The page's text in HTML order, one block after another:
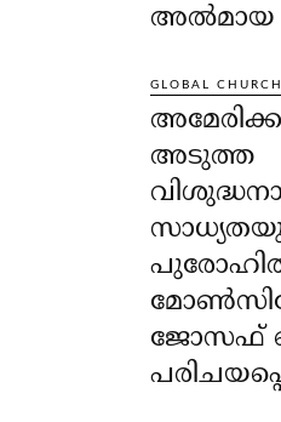
അൽമായ
GLOBAL CHURCH
അടുത്ത
ജോസഫ്